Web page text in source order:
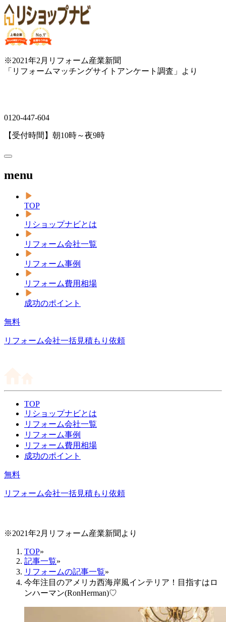
※2021年2月リフォーム産業新聞
「リフォームマッチングサイトアンケート調査」より
0120-447-604
【受付時間】朝10時～夜9時
menu
TOP
リショップナビとは
リフォーム会社一覧
リフォーム事例
リフォーム費用相場
成功のポイント
無料
リフォーム会社一括見積もり依頼
TOP
リショップナビとは
リフォーム会社一覧
リフォーム事例
リフォーム費用相場
成功のポイント
無料
リフォーム会社一括見積もり依頼
※2021年2月リフォーム産業新聞より
TOP»
記事一覧»
リフォームの記事一覧»
今年注目のアメリカ西海岸風インテリア！目指すはロ
ンハーマン(RonHerman)♡